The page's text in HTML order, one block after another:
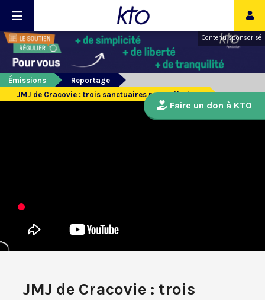
Contenu sponsorisé
Émissions
Reportage
JMJ de Cracovie : trois sanctuaires pour pèleriner
JMJ de Cracovie : trois
Faire un don à KTO